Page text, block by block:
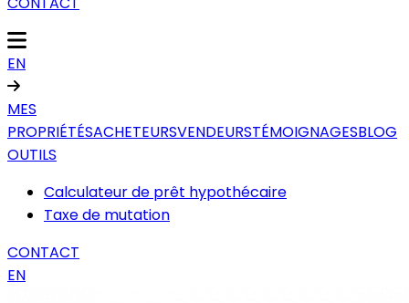
EN
MES
PROPRIÉTÉSACHETEURSVENDEURSTÉMOIGNAGESBLOG
OUTILS
Calculateur de prêt hypothécaire
Taxe de mutation
CONTACT
EN